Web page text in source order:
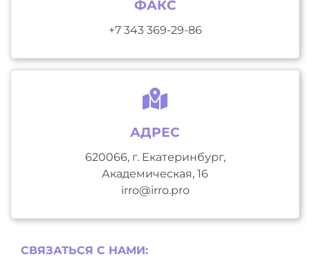
ФАКС
+7 343 369-29-86
АДРЕС
620066, г. Екатеринбург,
Академическая, 16
irro@irro.pro
СВЯЗАТЬСЯ С НAМИ: